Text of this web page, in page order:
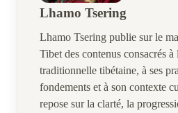
Lhamo Tsering
Lhamo Tsering publie sur le
Tibet des contenus consacrés à
traditionnelle tibétaine, à ses
fondements et à son contexte
repose sur la clarté, la